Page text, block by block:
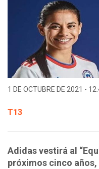
1 DE OCTUBRE DE 2021 -
T13
Adidas vestirá al
próximos cinco